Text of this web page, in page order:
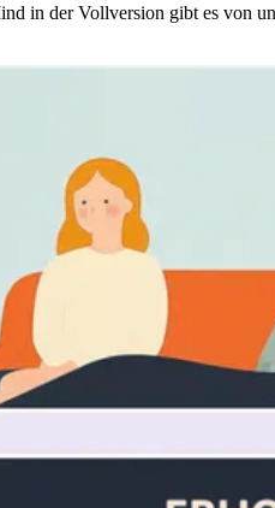
in der Vollversion gibt es von